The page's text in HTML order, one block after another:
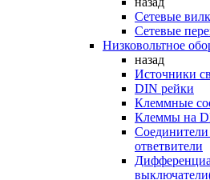
Сетевые
Сетевые
Низковольтное
назад
Источники
DIN рейки
Клеммные
Клеммы на
Соединители
ответвители